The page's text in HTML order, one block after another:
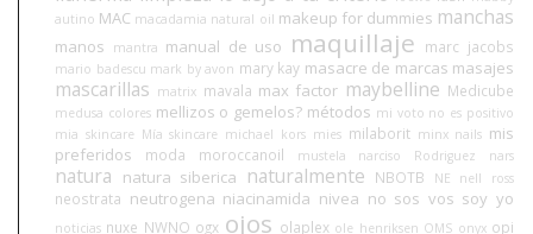
autino MAC macadamia natural oil makeup for dummies manchas
manos mantra manual de uso maquillaje marc jacobs
mario badescu mark by avon mary kay masacre de marcas masajes
mascarillas matrix mavala max factor maybelline Medicube
medusa colores mellizos o gemelos? métodos mi voto no es positivo
mia skincare Mía skincare michael kors mies milaborit minx nails mis
preferidos
moda moroccanoil mustela narciso Rodriguez nars
natura natura siberica naturalmente NBOTB NE nell ross
neostrata neutrogena niacinamida nivea no sos vos soy yo
noticias nuxe NWNO ogx ojos olaplex ole henriksen OMS onyx opi